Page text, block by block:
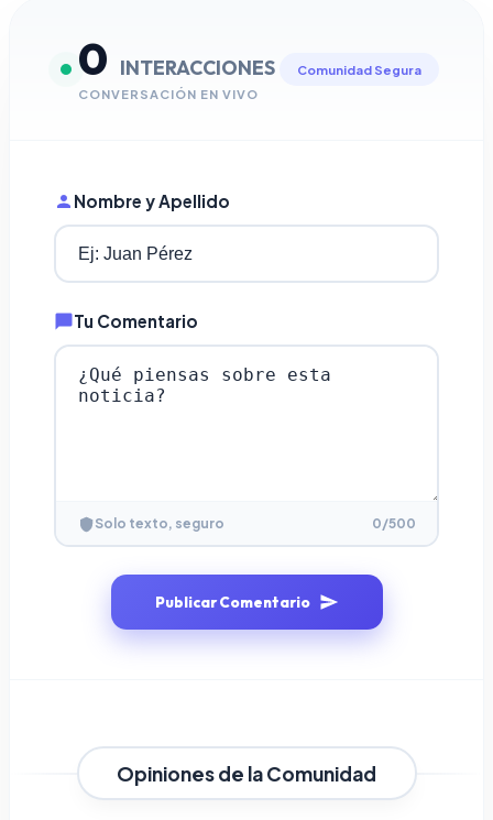
0 INTERACCIONES
CONVERSACIÓN EN VIVO
Comunidad Segura
Nombre y Apellido
Tu Comentario
Solo texto, seguro 0/500
Publicar Comentario
Opiniones de la Comunidad